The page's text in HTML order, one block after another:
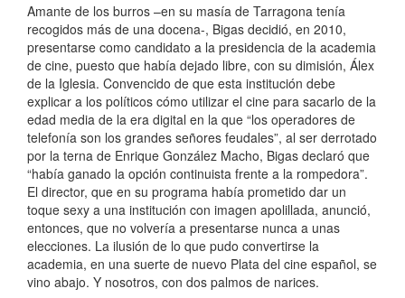
Amante de los burros –en su masía de Tarragona tenía
recogidos más de una docena-, Bigas decidió, en 2010,
presentarse como candidato a la presidencia de la academia
de cine, puesto que había dejado libre, con su dimisión, Álex
de la Iglesia. Convencido de que esta institución debe
explicar a los políticos cómo utilizar el cine para sacarlo de la
edad media de la era digital en la que “los operadores de
telefonía son los grandes señores feudales”, al ser derrotado
por la terna de Enrique González Macho, Bigas declaró que
“había ganado la opción continuista frente a la rompedora”.
El director, que en su programa había prometido dar un
toque sexy a una institución con imagen apolillada, anunció,
entonces, que no volvería a presentarse nunca a unas
elecciones. La ilusión de lo que pudo convertirse la
academia, en una suerte de nuevo Plata del cine español, se
vino abajo. Y nosotros, con dos palmos de narices.